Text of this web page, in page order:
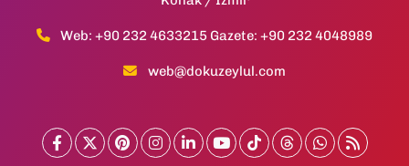
Web: +90 232 4633215 Gazete: +90 232 4048989
web@dokuzeylul.com